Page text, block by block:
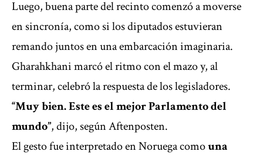
Luego, buena parte del recinto comenzó a moverse
en sincronía, como si los diputados estuvieran
remando juntos en una embarcación imaginaria.
Gharahkhani marcó el ritmo con el mazo y, al
terminar, celebró la respuesta de los legisladores.
“Muy bien. Este es el mejor Parlamento del
mundo”, dijo, según Aftenposten.
El gesto fue interpretado en Noruega comouna